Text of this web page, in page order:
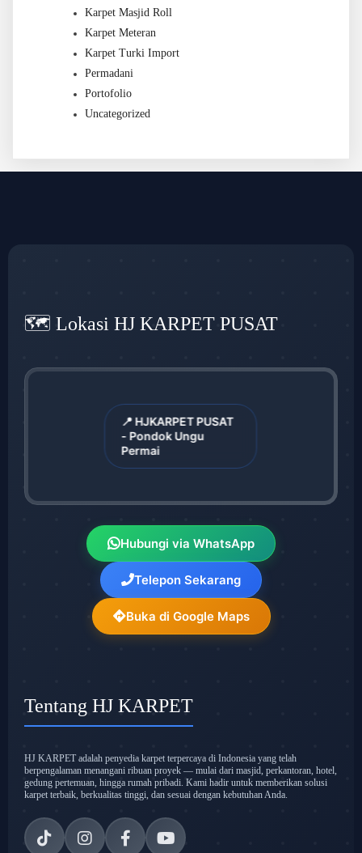
Karpet Masjid Roll
Karpet Meteran
Karpet Turki Import
Permadani
Portofolio
Uncategorized
🗺️ Lokasi HJ KARPET PUSAT
📍 HJKARPET PUSAT
- Pondok Ungu
Permai
Hubungi via WhatsApp
Telepon Sekarang
Buka di Google Maps
Tentang HJ KARPET
HJ KARPET adalah penyedia karpet terpercaya di Indonesia yang telah
berpengalaman menangani ribuan proyek — mulai dari masjid, perkantoran, hotel,
gedung pertemuan, hingga rumah pribadi. Kami hadir untuk memberikan solusi
karpet terbaik, berkualitas tinggi, dan sesuai dengan kebutuhan Anda.